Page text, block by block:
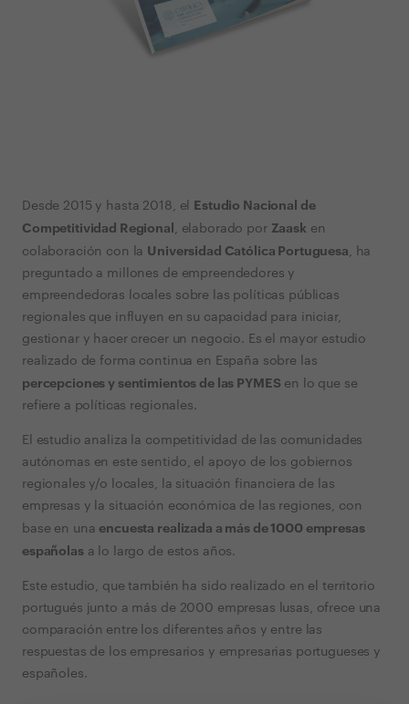
Desde 2015 y hasta 2018, el
Estudio Nacional de
Competitividad Regional , elaborado por Zaask en
colaboración con la Universidad Católica Portuguesa , ha
preguntado a millones de empreendedores y
empreendedoras locales sobre las políticas públicas
regionales que influyen en su capacidad para iniciar,
gestionar y hacer crecer un negocio. Es el mayor estudio
realizado de forma continua en España sobre las
percepciones y sentimientos de las PYMES en lo que se
refiere a políticas regionales.
El estudio analiza la competitividad de las comunidades
autónomas en este sentido, el apoyo de los gobiernos
regionales y/o locales, la situación financiera de las
empresas y la situación económica de las regiones, con
base en una encuesta realizada a más de 1000 empresas
españolasa lo largo de estos años.
Este estudio, que también ha sido realizado en el territorio
portugués junto a más de 2000 empresas lusas, ofrece una
comparación entre los diferentes años y entre las
respuestas de los empresarios y empresarias portugueses y
españoles.